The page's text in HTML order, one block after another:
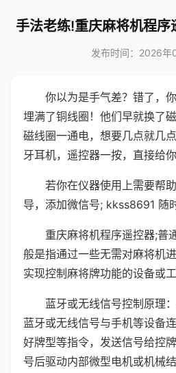
手法老练!重庆麻将机程
发布时间：2026年
你以为是手气差？错了，
埋满了铜线圈！他们早就换了
磁线圈一通电，想要几点就几
牙耳机，遥控器一按，直接给你
若你在仪器使用上需要帮
导，添加微信号; kkss8691 随
重庆麻将机程序遥控器;普
般是指通过一些无需对麻将机
实现控制麻将牌功能的设备或工
蓝牙或无线信号控制原理
蓝牙或无线信号与手机等设备
好牌型等指令，发送信号给控
号后驱动内部微型电机或机械